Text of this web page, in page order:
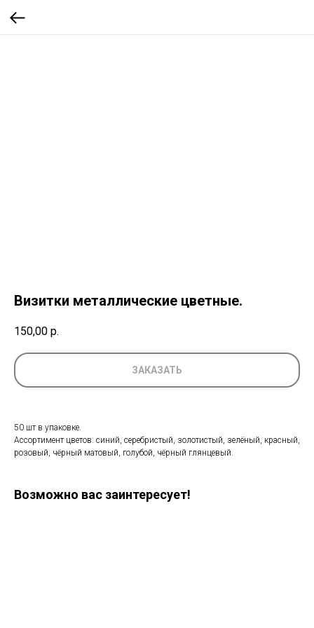
Визитки металлические цветные.
150,00 р.
ЗАКАЗАТЬ
50 шт в упаковке.
Ассортимент цветов: синий, серебристый, золотистый, зелёный, красный,
розовый, чёрный матовый, голубой, чёрный глянцевый.
Возможно вас заинтересует!